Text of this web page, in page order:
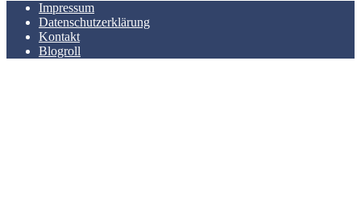
Impressum
Datenschutzerklärung
Kontakt
Blogroll